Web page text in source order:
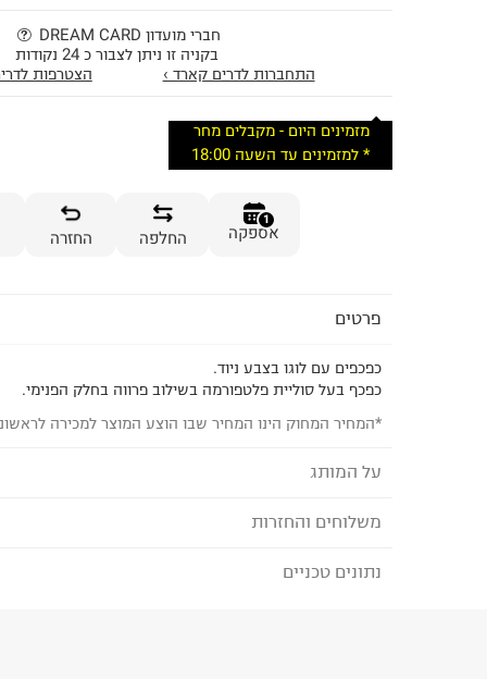
חברי מועדון DREAM CARD
בקניה זו ניתן לצבור כ 24 נקודות
התחברות לדרים קארד ›
הצטרפות
מזמינים היום - מקבלים מחר
* למזמינים עד השעה 18:00
1
אספקה החלפה החזרה
פרטים
כפכפים עם לוגו בצבע ניוד.
כפכף בעל סוליית פלטפורמה בשילוב פרווה בחלק הפנימי.
*המחיר המחוק הינו המחיר שבו הוצע המוצר למכירה
על המותג
PUMA - פומה
משלוחים והחזרות
לבחירת בשיטת המשלוח המתאימה לכם,
נתונים טכניים